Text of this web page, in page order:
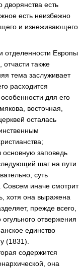
дворянства есть
есть неизбежно
и изнеживающего
отделенности Европы
отчасти также
тема заслуживает
расходится
для его
восточная,
осталась
заповедь
шаг на пути
суть
Совсем иначе смотрит
хотя она выражена
прежде всего,
отвержения
единство
(1831).
содержится
она